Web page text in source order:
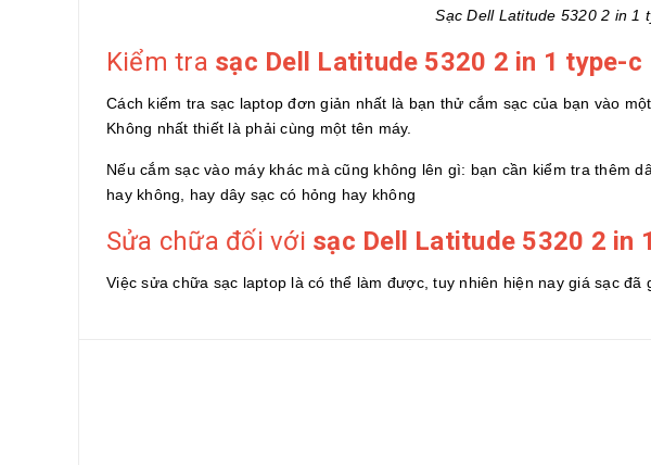
Sạc Dell Latitude 5320 2 in 1
Kiểm tra sạc Dell Latitude 5320 2 in 1 type-c
Cách kiểm tra sạc laptop đơn giản nhất là bạn thử cắm sạc của bạn vào
Không nhất thiết là phải cùng một tên máy.
Nếu cắm sạc vào máy khác mà cũng không lên gì: bạn cần kiểm tra thêm
hay không, hay dây sạc có hỏng hay không
Sửa chữa đối với sạc Dell Latitude 5320 2 in
Việc sửa chữa sạc laptop là có thể làm được, tuy nhiên hiện nay giá sạc đã